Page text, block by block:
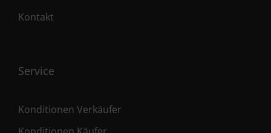
Kontakt
Service
Konditionen Verkäufer